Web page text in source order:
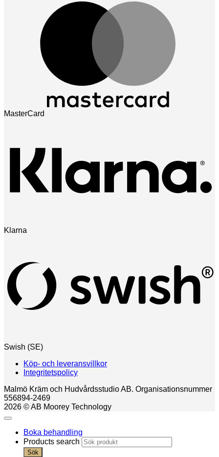
MasterCard
Klarna
Swish (SE)
Köp- och leveransvillkor
Integritetspolicy
Malmö Kräm och Hudvårdsstudio AB. Organisationsnummer
556894-2469
2026 © AB Moorey Technology
Boka behandling
Products search
Sök